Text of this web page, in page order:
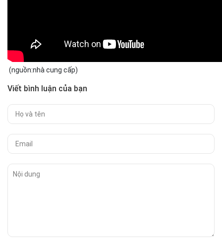
(nguồn:nhà cung cấp)
Viết bình luận của bạn